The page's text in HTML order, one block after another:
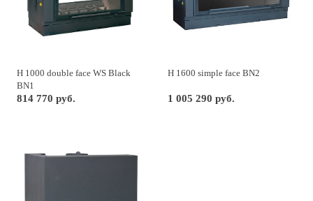
H 1000 double face WS Black
BN1
814 770 руб.
H 1600 simple face BN2
1 005 290 руб.